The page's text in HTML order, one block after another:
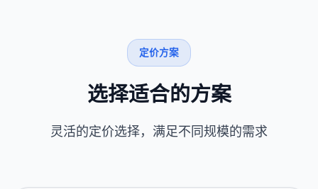
定价方案
选择适合的方案
灵活的定价选择，满足不同规模的需求